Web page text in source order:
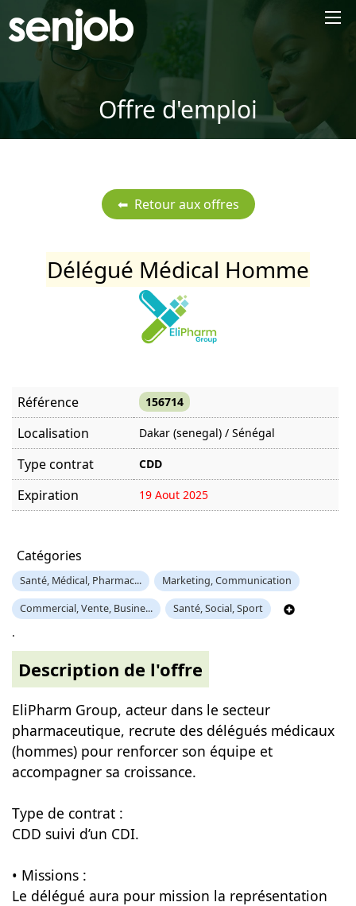
Offre d'emploi
Délégué Médical Homme
Référence 156714
Localisation Dakar (senegal) / Sénégal
Type contrat CDD
Expiration 19 Aout 2025
Catégories
Santé, Médical, Pharmac... Marketing, Communication
Commercial, Vente, Busine... Santé, Social, Sport
.
Description de l'offre
EliPharm Group, acteur dans le secteur
pharmaceutique, recrute des délégués médicaux
(hommes) pour renforcer son équipe et
accompagner sa croissance.
Type de contrat :
CDD suivi d’un CDI.
• Missions :
Le délégué aura pour mission la représentation